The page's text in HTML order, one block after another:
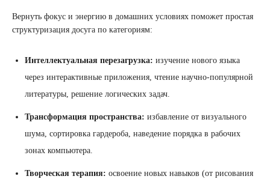
Вернуть фокус и энергию в домашних условиях поможет простая
структуризация досуга по категориям:
Интеллектуальная перезагрузка: изучение нового языка
через интерактивные приложения, чтение научно-популярной
литературы, решение логических задач.
Трансформация пространства: избавление от визуального
шума, сортировка гардероба, наведение порядка в рабочих
зонах компьютера.
Творческая терапия: освоение новых навыков (от рисования